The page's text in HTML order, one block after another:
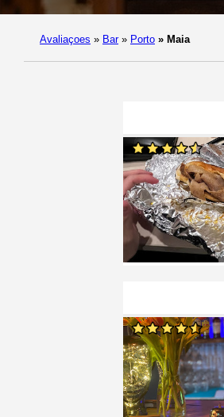
Avaliaçoes » Bar » Porto » Maia